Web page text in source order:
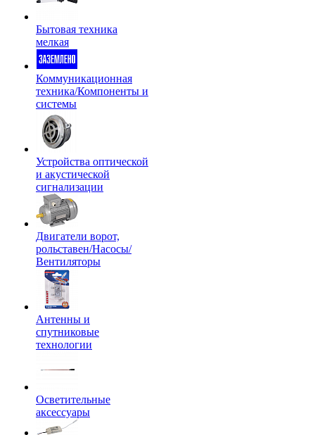
Бытовая техника
мелкая
Коммуникационная
техника/Компоненты и
системы
Устройства оптической
и акустической
сигнализации
Двигатели ворот,
рольставен/Насосы/
Вентиляторы
Антенны и
спутниковые
технологии
Осветительные
аксессуары